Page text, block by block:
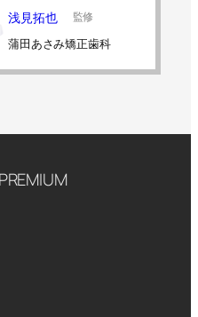
浅見拓也
監修
蒲田あさみ矯正歯科